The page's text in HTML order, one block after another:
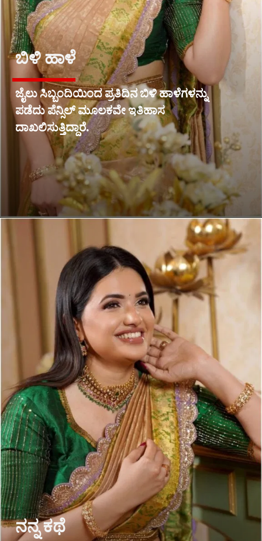
ಬಿಳಿ ಹಾಳೆ
ಜೈಲು ಸಿಬ್ಬಂದಿಯಿಂದ ಪ್ರತಿದಿನ ಬಿಳಿ ಹಾಳೆಗಳನ್ನು
ಪಡೆದು ಪೆನ್ಸಿಲ್ ಮೂಲಕವೇ ಇತಿಹಾಸ
ದಾಖಲಿಸುತ್ತಿದ್ದಾರೆ.
ನನ್ನ ಕಥೆ